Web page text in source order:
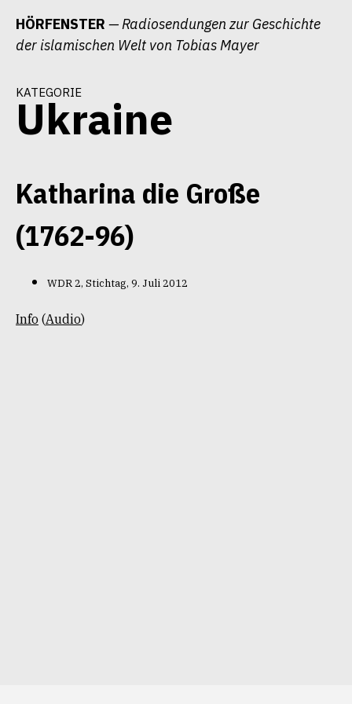
Inhalt
springen
HÖRFENSTER — Radiosendungen zur Geschichte
der islamischen Welt von Tobias Mayer
kategorie
Ukraine
Katharina die Große
(1762-96)
WDR 2, Stichtag, 9. Juli 2012
Info (Audio)